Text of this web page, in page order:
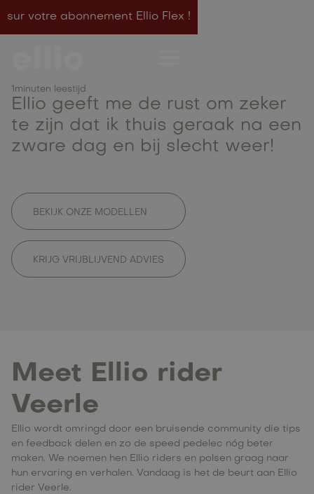
sur votre abonnement Ellio Flex !
1 minuten leestijd
Ellio geeft me de rust om zeker
te zijn dat ik thuis geraak na een
zware dag en bij slecht weer!
BEKIJK ONZE MODELLEN
KRIJG VRIJBLIJVEND ADVIES
Meet Ellio rider
Veerle
Ellio wordt omringd door een bruisende community die tips
en feedback delen en zo de speed pedelec nóg beter
maken. We noemen hen Ellio riders en polsen graag naar
hun ervaring en verhalen. Vandaag is het de beurt aan Ellio
rider Veerle.